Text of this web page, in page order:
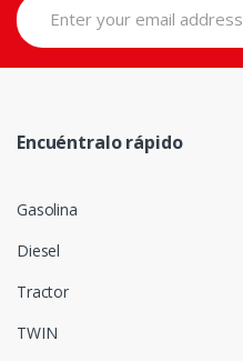
Encuéntralo rápido
Gasolina
Diesel
Tractor
TWIN